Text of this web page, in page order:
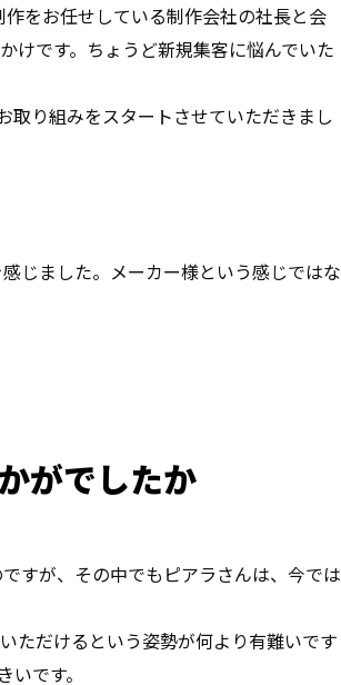
をお任せしている制作会社の社長と会
けです。ちょうど新規集客に悩んでいた
取り組みをスタートさせていただきまし
じました。メーカー様という感じではな
がでしたか
すが、その中でもピアラさんは、今では
ただけるという姿勢が何より有難いです
です。